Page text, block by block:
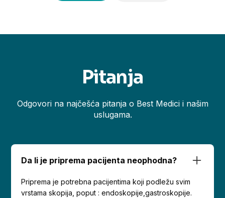
Pitanja
Odgovori na najčešća pitanja o Best Medici i našim
uslugama.
Da li je priprema pacijenta neophodna?
Priprema je potrebna pacijentima koji podležu svim
vrstama skopija, poput : endoskopije,gastroskopije.